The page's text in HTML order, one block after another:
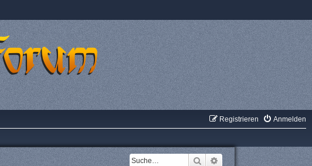
Anmelden
Registrieren
Suche Erweiterte Suche